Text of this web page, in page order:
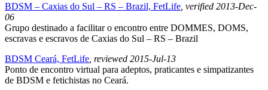
BDSM – Caxias do Sul – RS – Brazil, FetLife , verified 2013-Dec-
06
Grupo destinado a facilitar o encontro entre DOMMES, DOMS,
escravas e escravos de Caxias do Sul – RS – Brazil
BDSM Ceará, FetLife , reviewed 2015-Jul-13
Ponto de encontro virtual para adeptos, praticantes e simpatizantes
de BDSM e fetichistas no Ceará.